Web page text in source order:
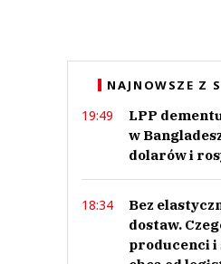
NAJNOWSZE Z
19:49
LPP
w
dolarów i
18:34
Bez
dostaw.
producenci i